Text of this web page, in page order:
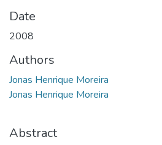
Date
2008
Authors
Jonas Henrique Moreira
Jonas Henrique Moreira
Abstract